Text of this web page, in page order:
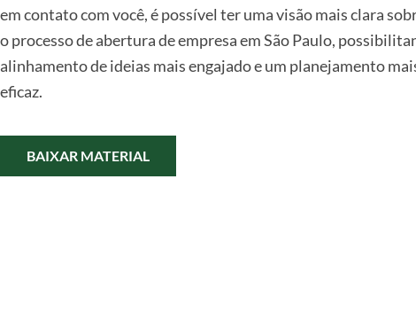
em contato com você, é possível ter uma visão mais clara
o processo de abertura de empresa em São Paulo,
alinhamento de ideias mais engajado e um planejamento
eficaz.
BAIXAR MATERIAL